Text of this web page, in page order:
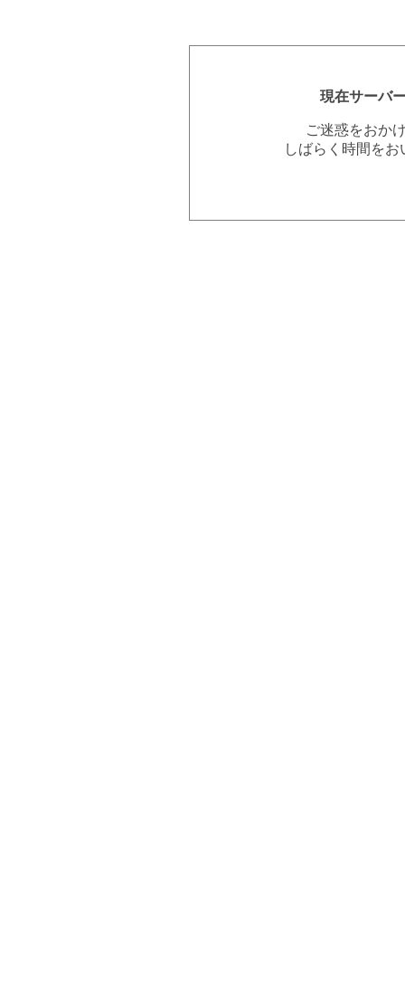
現在サーバ
ご迷惑をおか
しばらく時間を